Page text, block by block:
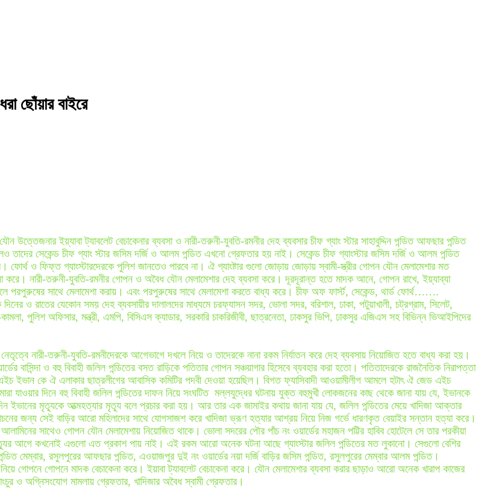
ছোঁয়ার বাইরে
ইয়্যাবা ট্যাবলেট বেচাকেনার ব্যবসা ও নারী-তরুনী-যুবতি-রমনীর দেহ ব্যবসার চীফ গ্যাং স্টার সাহাবুদ্দিন পন্ডিত আফছার পন্ডিত
তাদের সেকেন্ড চীফ গ্যাং স্টার জসিম দর্জি ও আলম পন্ডিত এখনো গ্রেফতার হয় নাই। সেকেন্ড চীফ গ্যাংস্টার জসিম দর্জি ও আলম পন্ডিত
ফোর্থ ও ফিফ্ত গ্যাংস্টারদেরকে পুলিশ জানতেও পারবে না। ঐ গ্যাংষ্টার গুলো জোড়ায় জোড়ায় স্বামী-স্ত্রীর গোপন যৌন মেলামেশার মত
করে। নারী-তরুনী-যুবতি-রমনীর গোপন ও অবৈধ যৌন মেলামেশার দেহ ব্যবসা করে। দূরদূরান্ত হতে মাদক আনে, গোপন রাখে, ইয়্যাব্যা
পরপুরুষের সাথে মেলামেশা করায়। এবং পরপুরুষের সাথে মেলামেশা করতে বাধ্য করে। চীফ অফ ফার্স্ট, সেকেন্ড, থার্ড ফোর্থ…….
দিনের ও রাতের যেকোন সময় দেহ ব্যবসায়ীর দালালদের মাধ্যমে চরফ্যাসন সদর, ভোলা সদর, বরিশাল, ঢাকা, পটুয়াখালী, চট্রগ্রাম, সিলেট,
পুলিশ অফিসার, মন্ত্রী, এমপি, বিসিএস ক্যাডার, সরকারি চাকরিজীবী, ছাত্রনেতা, ঢাকসুর ভিপি, ঢাকসুর এজিএস সহ বিভিন্ন ভিআইপিদের
নারী-তরুনী-যুবতি-রমনীদেরকে আগেভাগে দখলে নিয়ে ও তাদেরকে নানা রকম নির্যাতন করে দেহ ব্যবসায় নিয়োজিত হতে বাধ্য করা হয়।
বাসিন্দা ও বহু বিবাহী জলিল পন্ডিতের বসত রাড়িকে পতিতার গোপন সঞ্চয়াগার হিসেবে ব্যবহার করা হতো। পতিতাদেরকে রাজনৈতিক নিরাপত্তা
ইভান কে ঐ এলাকার ছাত্রলীগের আবাসিক কমিটির পদবী দেওয়া হয়েছিল। বিগত ফ্যাসিবাদী আওয়ামীলীগ আমলে হটাৎ ঐ জেড এইচ
যাওয়ার দিনে বহু বিবাহী জলিল পন্ডিতের দাফন নিয়ে সংঘটিত মল্লযুদ্ধের ঘটনায় যুক্ত বহুমুখী লোকজনের কাছ থেকে জানা যায় যে, ইভানকে
ইভানের মৃত্যূকে আত্মহত্যার মৃত্যূ বলে প্রচার করা হয়। আর তার এক জামাইর কথায় জানা যায় যে, জলিল পন্ডিতের মেয়ে খাদিজা আক্তার
জন্য সেই বাড়ির আরো মহিলাদের সাথে যোগসাজশ করে খাদিজা ভ্রূণ হত্যার আশ্রয় নিয়ে নিজ গর্ভে ধারণকৃত বেয়াইর সন্তান হত্যা করে।
সাথেও গোপন যৌন মেলামেশায় নিয়োজিত থাকে। ভোলা সদরের পৌর পাঁচ নং ওয়ার্ডের মহাজন পট্টির হাবিব হোটেলে সে তার পরকীয়া
আগে কখনোই এগুলো এত প্রকাশ পায় নাই। এই রকম আরো অনেক ঘটনা আছে গ্যাংস্টার জলিল পন্ডিতের মত লুকানো। সেগুলো বেশির
মেম্বার, রসুলপুরের আফছার পন্ডিত, এওয়াজপুর দুই নং ওয়ার্ডের নয়া দর্জি বাড়ির জসিম পন্ডিত, রসুলপুরের মেম্বার আলম পন্ডিত।
গোপনে মাদক বেচাকেনা করে। ইয়াবা ট্যাবলেট বেচাকেনা করে। যৌন মেলামেশার ব্যবসা করার ছাড়াও আরো অনেক খারাপ কাজের
ও অগ্নিসংযোগ মামলায় গ্রেফতার, খাদিজার অবৈধ স্বামী গ্রেফতার।